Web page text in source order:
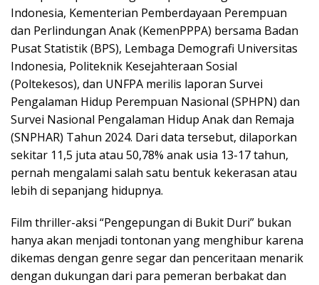
Indonesia, Kementerian Pemberdayaan Perempuan
dan Perlindungan Anak (KemenPPPA) bersama Badan
Pusat Statistik (BPS), Lembaga Demografi Universitas
Indonesia, Politeknik Kesejahteraan Sosial
(Poltekesos), dan UNFPA merilis laporan Survei
Pengalaman Hidup Perempuan Nasional (SPHPN) dan
Survei Nasional Pengalaman Hidup Anak dan Remaja
(SNPHAR) Tahun 2024. Dari data tersebut, dilaporkan
sekitar 11,5 juta atau 50,78% anak usia 13-17 tahun,
pernah mengalami salah satu bentuk kekerasan atau
lebih di sepanjang hidupnya.
Film thriller-aksi “Pengepungan di Bukit Duri” bukan
hanya akan menjadi tontonan yang menghibur karena
dikemas dengan genre segar dan penceritaan menarik
dengan dukungan dari para pemeran berbakat dan